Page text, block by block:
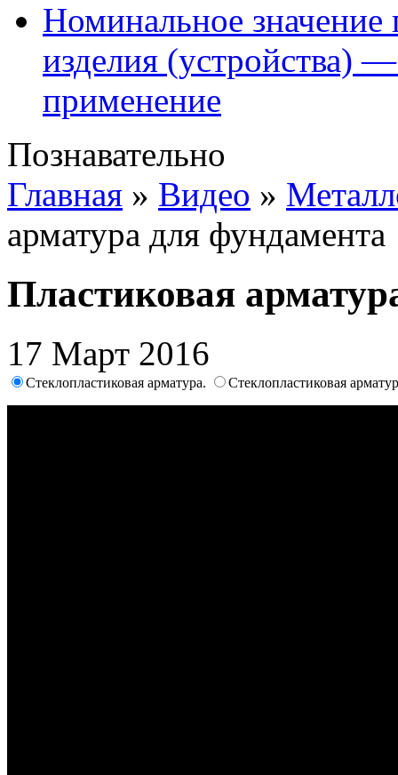
Номинальное значение
изделия (устройства)
применение
Познавательно
Главная » Видео »
арматура для фундамента
Пластиковая
17 Март 2016
Стеклопластиковая арматура. Стеклопластиковая